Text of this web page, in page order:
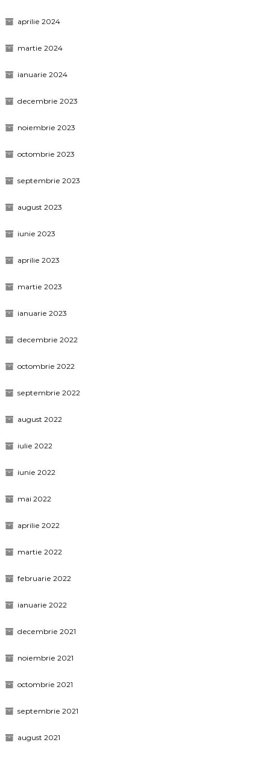
aprilie 2024
martie 2024
ianuarie 2024
decembrie 2023
noiembrie 2023
octombrie 2023
septembrie 2023
august 2023
iunie 2023
aprilie 2023
martie 2023
ianuarie 2023
decembrie 2022
octombrie 2022
septembrie 2022
august 2022
iulie 2022
iunie 2022
mai 2022
aprilie 2022
martie 2022
februarie 2022
ianuarie 2022
decembrie 2021
noiembrie 2021
octombrie 2021
septembrie 2021
august 2021